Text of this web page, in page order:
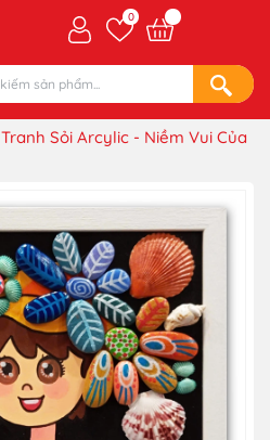
0
Tranh Sỏi Arcylic - Niềm Vui Của